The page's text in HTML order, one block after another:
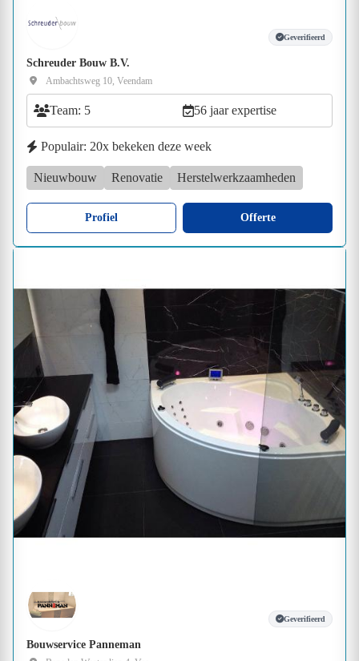
Geverifieerd
Schreuder Bouw B.V.
Ambachtsweg 10, Veendam
Team: 5 56 jaar expertise
Populair: 20x bekeken deze week
Nieuwbouw Renovatie Herstelwerkzaamheden
Profiel Offerte
Geverifieerd
Bouwservice Panneman